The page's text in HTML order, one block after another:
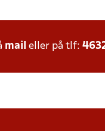
mail eller på tlf: